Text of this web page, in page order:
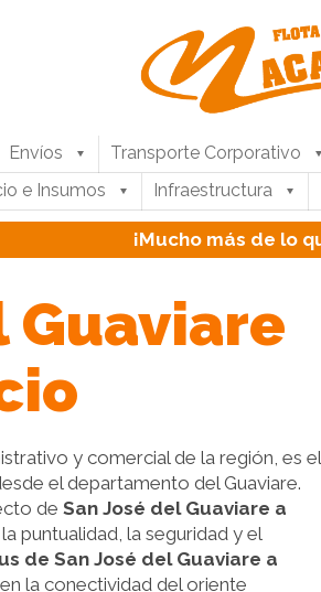
Envíos Transporte Corporativo
e Insumos
Infraestructura
¡Mucho más de lo
Guaviare
y comercial de la región, es el
el departamento del Guaviare.
de San José del Guaviare a
puntualidad, la seguridad y el
de San José del Guaviare a
la conectividad del oriente